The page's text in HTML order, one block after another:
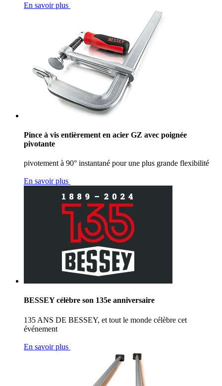
En savoir plus
Pince à vis entièrement en acier GZ avec poignée
pivotante
pivotement à 90° instantané pour une plus grande flexibilité
En savoir plus
BESSEY célèbre son 135e anniversaire
135 ANS DE BESSEY, et tout le monde célèbre cet
événement
En savoir plus